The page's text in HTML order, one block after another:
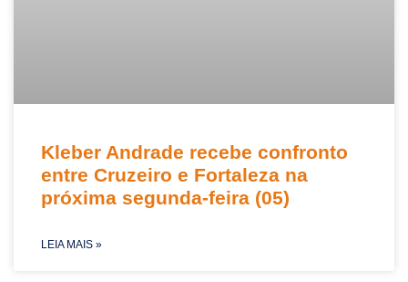
Kleber Andrade recebe confronto
entre Cruzeiro e Fortaleza na
próxima segunda-feira (05)
LEIA MAIS »